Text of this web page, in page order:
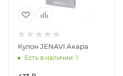
Кулон JENAVI Акара
Есть в наличии: 1